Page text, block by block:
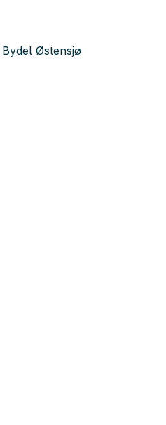
Østensjø